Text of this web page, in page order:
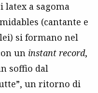
latex a sagoma
(cantante e
si formano nel
un instant record,
soffio dal
un ritorno di